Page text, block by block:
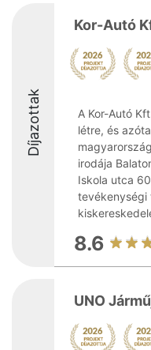
Díjazottak
Kor-Autó
A Kor-Autó
létre, és
irodája
Iskola utca
tevékenységi
8.6
UNO